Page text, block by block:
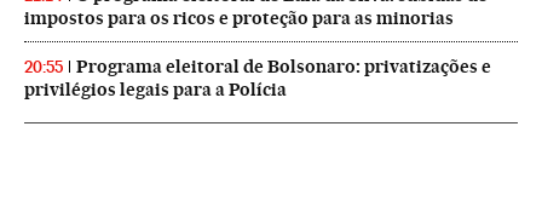
impostos para os ricos e proteção para as minorias
20:55
Programa eleitoral de Bolsonaro: privatizações e
privilégios legais para a Polícia